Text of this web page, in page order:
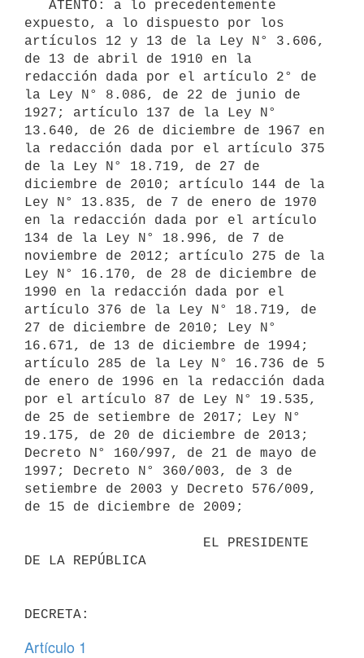
expuesto, a lo dispuesto por los
artículos 12 y 13 de la Ley N° 3.606,
de 13 de abril de 1910 en la
redacción dada por el artículo 2° de
la Ley N° 8.086, de 22 de junio de
1927; artículo 137 de la Ley N°
13.640, de 26 de diciembre de 1967 en
la redacción dada por el artículo 375
de la Ley N° 18.719, de 27 de
diciembre de 2010; artículo 144 de la
Ley N° 13.835, de 7 de enero de 1970
en la redacción dada por el artículo
134 de la Ley N° 18.996, de 7 de
noviembre de 2012; artículo 275 de la
Ley N° 16.170, de 28 de diciembre de
1990 en la redacción dada por el
artículo 376 de la Ley N° 18.719, de
27 de diciembre de 2010; Ley N°
16.671, de 13 de diciembre de 1994;
artículo 285 de la Ley N° 16.736 de 5
de enero de 1996 en la redacción dada
por el artículo 87 de Ley N° 19.535,
de 25 de setiembre de 2017; Ley N°
19.175, de 20 de diciembre de 2013;
Decreto N° 160/997, de 21 de mayo de
1997; Decreto N° 360/003, de 3 de
setiembre de 2003 y Decreto 576/009,
de 15 de diciembre de 2009;
DE LA REPÚBLICA
Artículo 1